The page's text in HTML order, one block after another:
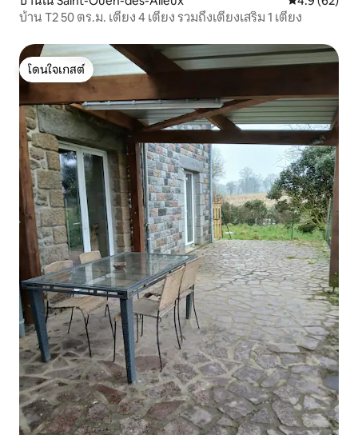
บ้าน T2 50 ตร.ม. เตียง 4 เตียง รวมถึงเตียงเสริม 1 เตียง
โดนใจเกสต์
โดนใจเกสต์